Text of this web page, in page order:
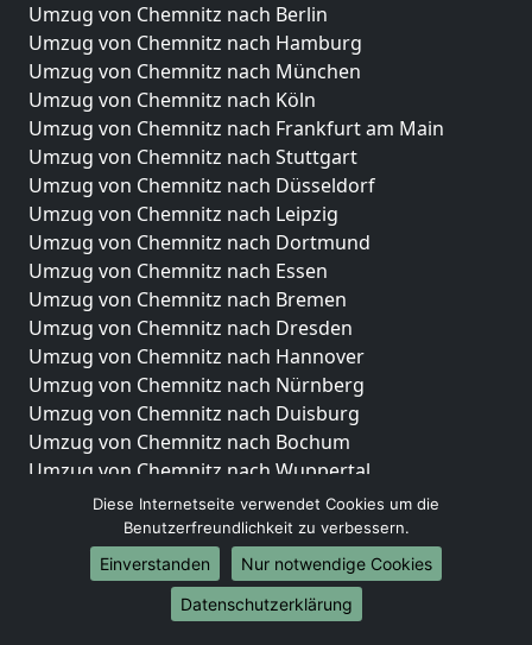
Umzug von Chemnitz nach Berlin
Umzug von Chemnitz nach Hamburg
Umzug von Chemnitz nach München
Umzug von Chemnitz nach Köln
Umzug von Chemnitz nach Frankfurt am Main
Umzug von Chemnitz nach Stuttgart
Umzug von Chemnitz nach Düsseldorf
Umzug von Chemnitz nach Leipzig
Umzug von Chemnitz nach Dortmund
Umzug von Chemnitz nach Essen
Umzug von Chemnitz nach Bremen
Umzug von Chemnitz nach Dresden
Umzug von Chemnitz nach Hannover
Umzug von Chemnitz nach Nürnberg
Umzug von Chemnitz nach Duisburg
Umzug von Chemnitz nach Bochum
Umzug von Chemnitz nach Wuppertal
Umzug von Chemnitz nach Bielefeld
Umzug von Chemnitz nach Bonn
Umzug von Chemnitz nach Münster
Internationale-Umzüge
Diese Internetseite verwendet Cookies um die
Benutzerfreundlichkeit zu verbessern.
Einverstanden
Nur notwendige Cookies
Datenschutzerklärung